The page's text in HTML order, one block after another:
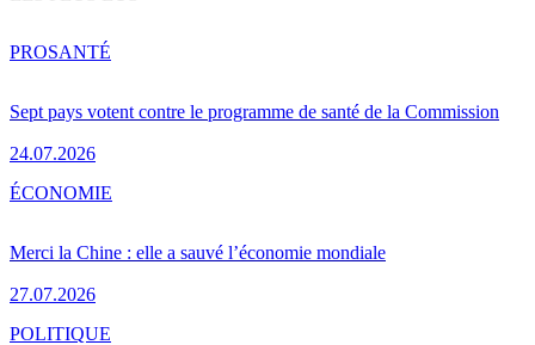
Sept pays votent contre le programme de santé de la Commission
24.07.2026
PROSANTÉ
Merci la Chine : elle a sauvé l’économie mondiale
27.07.2026
ÉCONOMIE
POLITIQUE